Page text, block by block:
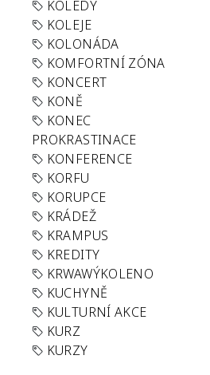
KOLEDY
KOLEJE
KOLONÁDA
KOMFORTNÍ ZÓNA
KONCERT
KONĚ
KONEC
PROKRASTINACE
KONFERENCE
KORFU
KORUPCE
KRÁDEŽ
KRAMPUS
KREDITY
KRWAWÝKOLENO
KUCHYNĚ
KULTURNÍ AKCE
KURZ
KURZY